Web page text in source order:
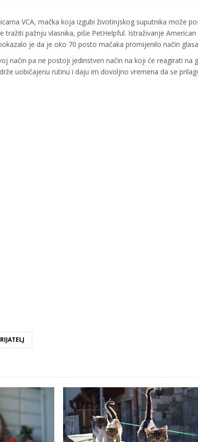
VCA, mačka koja izgubi životinjskog suputnika može
tražiti pažnju vlasnika, piše PetHelpful. Istraživanje
je da je oko 70 posto mačaka promijenilo način
način pa ne postoji jedinstven način na koji će reagirati na
uobičajenu rutinu i daju im dovoljno vremena da se